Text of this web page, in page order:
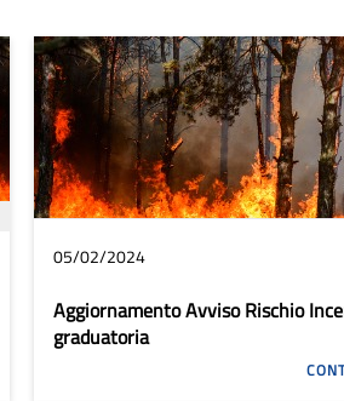
05/02/2024
Aggiornamento Avviso Rischio
graduatoria